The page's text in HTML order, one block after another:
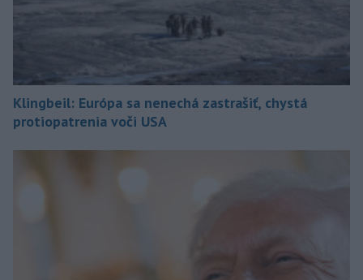
Klingbeil: Európa sa nenechá zastrašiť, chystá
protiopatrenia voči USA